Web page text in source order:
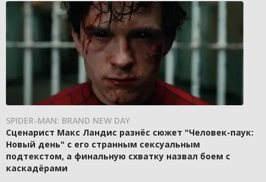
SPIDER-MAN: BRAND NEW DAY
Сценарист Макс Ландис разнёс сюжет "Человек-паук:
Новый день" с его странным сексуальным
подтекстом, а финальную схватку назвал боем с
каскадёрами